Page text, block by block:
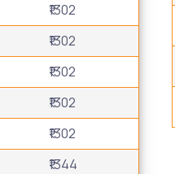
₹1302
₹1302
₹1302
₹1302
₹1302
₹1344